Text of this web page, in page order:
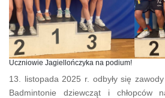
Uczniowie Jagiellończyka na podium!
13. listopada 2025 r. odbyły się
Badmintonie dziewcząt i chłopców